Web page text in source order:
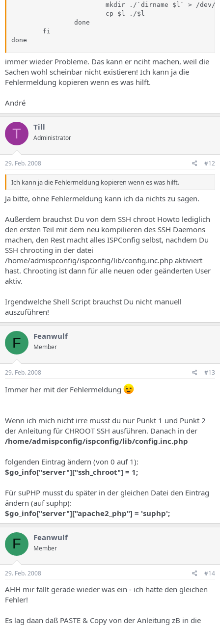
mkdir ./`dirname $l` > /dev/
                        cp $l ./$l
                done
        fi
done
immer wieder Probleme. Das kann er nciht machen, weil die
Sachen wohl scheinbar nicht existieren! Ich kann ja die
Fehlermeldung kopieren wenn es was hilft.
André
T Till
Administrator
29. Feb. 2008 #12
Ich kann ja die Fehlermeldung kopieren wenn es was hilft.
Ja bitte, ohne Fehlermeldung kann ich da nichts zu sagen.
Außerdem brauchst Du von dem SSH chroot Howto lediglich
den ersten Teil mit dem neu kompilieren des SSH Daemons
machen, den Rest macht alles ISPConfig selbst, nachdem Du
SSH chrooting in der datei
/home/admispconfig/ispconfig/lib/config.inc.php aktiviert
hast. Chrooting ist dann für alle neuen oder geänderten User
aktiv.
Irgendwelche Shell Script brauchst Du nicht manuell
auszuführen!
F Feanwulf
Member
29. Feb. 2008 #13
Immer her mit der Fehlermeldung
Wenn ich mich nicht irre musst du nur Punkt 1 und Punkt 2
der Anleitung für CHROOT SSH ausführen. Danach in der
/home/admispconfig/ispconfig/lib/config.inc.php
folgenden Eintrag ändern (von 0 auf 1):
$go_info["server"]["ssh_chroot"] = 1;
Für suPHP musst du später in der gleichen Datei den Eintrag
ändern (auf suphp):
$go_info["server"]["apache2_php"] = 'suphp';
F Feanwulf
Member
29. Feb. 2008 #14
AHH mir fällt gerade wieder was ein - ich hatte den gleichen
Fehler!
Es lag daan daß PASTE & Copy von der Anleitung zB in die